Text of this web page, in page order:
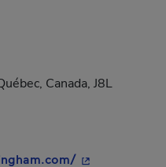
Canada, J8L
- Cet